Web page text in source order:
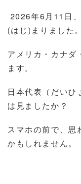
2026年6月 11 日
(はじ) まりました。
アメリカ・カナダ
ます。
日本代表（だいひ
は見ましたか？
スマホの前で、思
かもしれません。